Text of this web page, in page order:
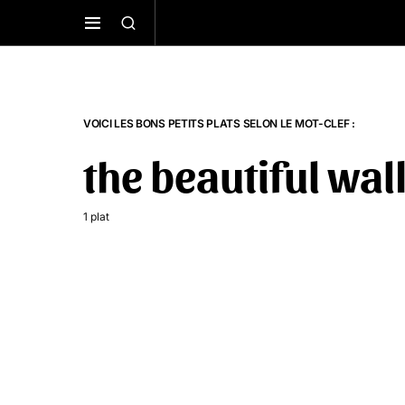
VOICI LES BONS PETITS PLATS SELON LE MOT-CLEF :
the beautiful
1 plat